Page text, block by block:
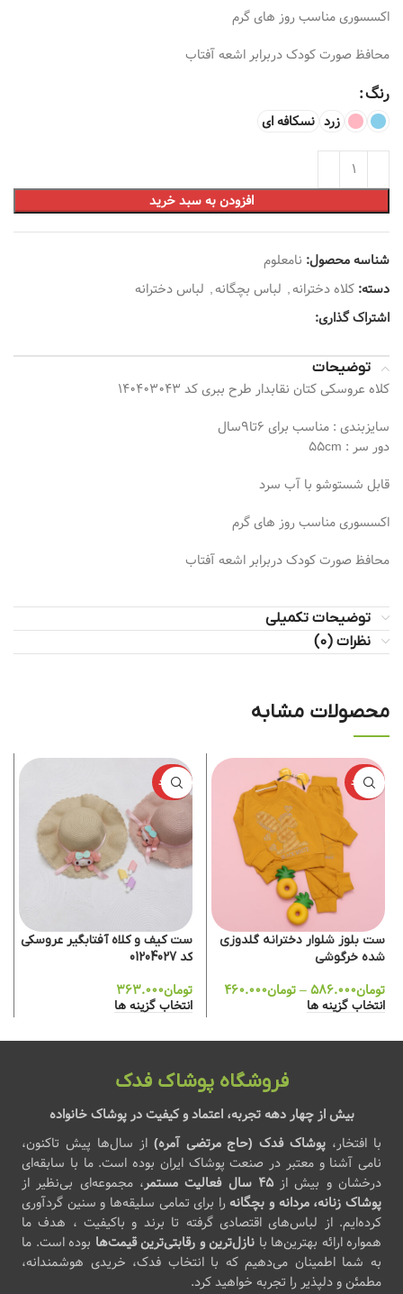
اکسسوری مناسب روز های گرم
محافظ صورت کودک دربرابر اشعه آفتاب
رنگ
زرد نسکافه ای
افزودن به سبد خرید
شناسه محصول: نامعلوم
دسته: کلاه دخترانه, لباس بچگانه, لباس دخترانه
اشتراک گذاری:
توضیحات
کلاه عروسکی کتان نقابدار طرح ببری کد 140403043
سایزبندی : مناسب برای 6تا9سال
دور سر : 55cm
قابل شستوشو با آب سرد
اکسسوری مناسب روز های گرم
محافظ صورت کودک دربرابر اشعه آفتاب
توضیحات تکمیلی
نظرات (0)
محصولات مشابه
ناموجود
ست بلوز شلوار دخترانه گلدوزی
شده خرگوشی
تومان۵۸۶.۰۰۰ –تومان۴۶۰.۰۰۰
انتخاب گزینه ها
ناموجود
ست کیف و کلاه آفتابگیر عروسکی
کد 01204027
تومان۳۶۳.۰۰۰
انتخاب گزینه ها
فروشگاه پوشاک فدک
بیش از چهار دهه تجربه، اعتماد و کیفیت در پوشاک خانواده
با افتخار، پوشاک فدک (حاج مرتضی آمره) از سال‌ها پیش تاکنون،
نامی آشنا و معتبر در صنعت پوشاک ایران بوده است. ما با سابقه‌ای
درخشان و بیش از۴۵ سال فعالیت مستمر
، مجموعه‌ای بی‌نظیر از
پوشاک زنانه، مردانه و بچگانهرا برای تمامی سلیقه‌ها و سنین گردآوری
کرده‌ایم. از لباس‌های اقتصادی گرفته تا برند و باکیفیت ، هدف ما
همواره ارائه بهترین‌ها با نازل‌ترین و رقابتی‌ترین قیمت‌ها بوده است. ما
به شما اطمینان می‌دهیم که با انتخاب فدک، خریدی هوشمندانه،
مطمئن و دلپذیر را تجربه خواهید کرد.